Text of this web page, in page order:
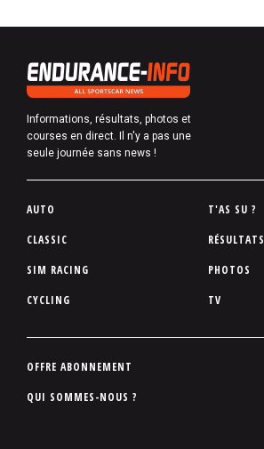
Informations, résultats, photos et
courses en direct. Il n'y a pas une
seule journée sans news !
P
d
d
p
e
AUTO
CLASSIC
SIM RACING
CYCLING
T'AS SU ?
RÉSULTATS
PHOTOS
TV
P
OFFRE ABONNEMENT
QUI SOMMES-NOUS ?